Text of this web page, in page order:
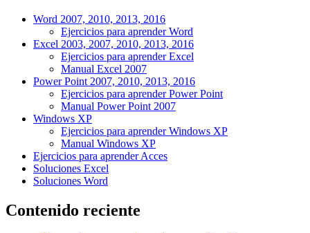
Word 2007, 2010, 2013, 2016
Ejercicios para aprender Word
Excel 2003, 2007, 2010, 2013, 2016
Ejercicios para aprender Excel
Manual Excel 2007
Power Point 2007, 2010, 2013, 2016
Ejercicios para aprender Power Point
Manual Power Point 2007
Windows XP
Ejercicios para aprender Windows XP
Manual Windows XP
Ejercicios para aprender Acces
Soluciones Excel
Soluciones Word
Contenido reciente